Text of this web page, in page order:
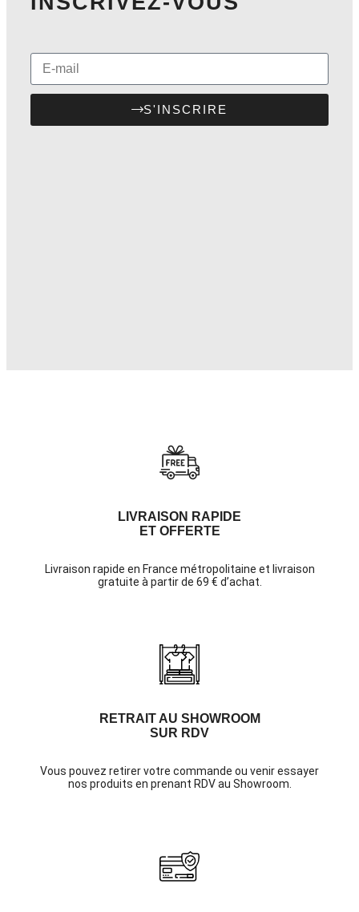
S'INSCRIRE
LIVRAISON RAPIDE
ET OFFERTE
Livraison rapide en France métropolitaine et livraison
gratuite à partir de 69 € d’achat.
RETRAIT AU SHOWROOM
SUR RDV
Vous pouvez retirer votre commande ou venir essayer
nos produits en prenant RDV au Showroom.